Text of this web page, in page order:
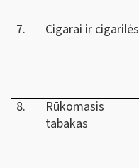
7.
Cigarai ir cigarilės
8.
Rūkomasis
tabakas